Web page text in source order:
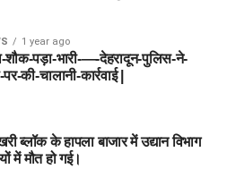
1 year ago
शौक-पड़ा-भारी-—-देहरादून-पुलिस-ने-
की-चालानी-कार्रवाई |
ब्लॉक के हापला बाजार में उद्यान विभाग
में मौत हो गई।